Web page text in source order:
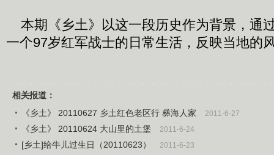
本期《乡土》以这一段历史作为背景，通
一个97岁红军战士的日常生活，反映当地的
相关报道：
《乡土》 20110627 乡土红色老区行 彝海人家
2011-6-27
《乡土》 20110624 大山里的土堡 2011-6-24
[乡土]给牛儿过生日（20110623） 2011-6-23